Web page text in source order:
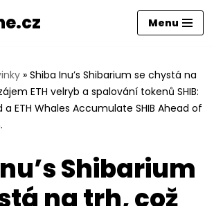
Menu
» Shiba Inu’s Shibarium se chystá na
ETH velryb a spalování tokenů SHIB:
a ETH Whales Accumulate SHIB Ahead of
Shibarium
na trh, což